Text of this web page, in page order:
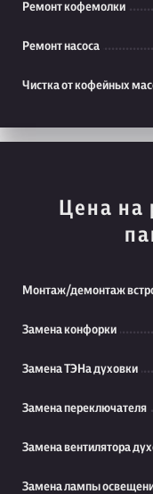
Ремонт кофемолки
Ремонт насоса
Чистка от кофейных
Цена на
Монтаж/демонтаж
Замена конфорки
Замена ТЭНа духовки
Замена переключателя
Замена вентилятора
Замена лампы